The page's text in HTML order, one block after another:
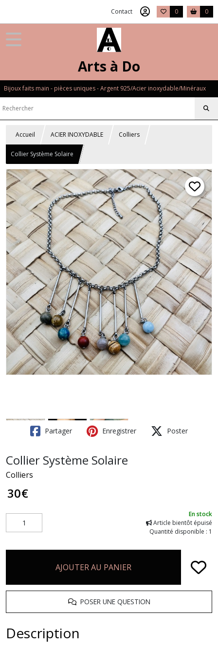
Contact 0 0
Arts à Do
Bijoux faits main - pièces uniques - Argent 925/Acier inoxydable/Minéraux
Accueil ACIER INOXYDABLE Colliers
Collier Système Solaire
Partager Enregistrer Poster
Collier Système Solaire
Colliers
30€
En stock
Article bientôt épuisé
Quantité disponible : 1
AJOUTER AU PANIER
POSER UNE QUESTION
Description